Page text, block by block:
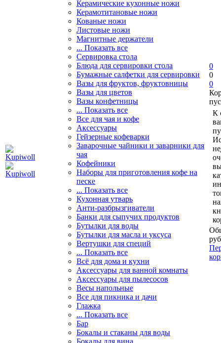
Керамические кухонные ножи
Керамотитановые ножи
Кованые ножи
Листовые ножи
Магнитные держатели
... Показать все
Сервировка стола
Блюда для сервировки стола
Бумажные салфетки для сервировки
Вазы для фруктов, фруктовницы
Вазы для цветов
Вазы конфетницы
... Показать все
Все для чая и кофе
Аксессуары
Гейзерные кофеварки
Заварочные чайники и заварники для
чая
Кофейники
Наборы для приготовления кофе на
песке
... Показать все
Кухонная утварь
Анти-разбрызгиватели
Банки для сыпучих продуктов
Бутылки для воды
Бутылки для масла и уксуса
Вертушки для специй
... Показать все
Всё для дома и кухни
Аксессуары для ванной комнаты
Аксессуары для пылесосов
Весы напольные
Все для пикника и дачи
Глажка
... Показать все
Бар
Бокалы и стаканы для воды
Бокалы для вина
0
0
0
К